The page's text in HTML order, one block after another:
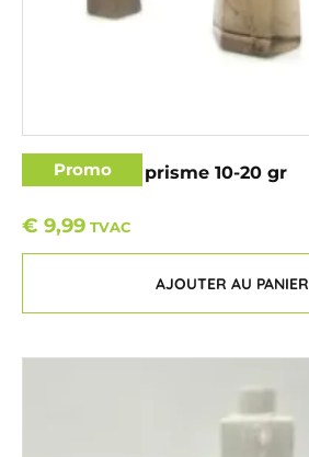
Promo
Quartz fumé prisme 10-20 gr
€ 9,99 TVAC
AJOUTER AU PANIER